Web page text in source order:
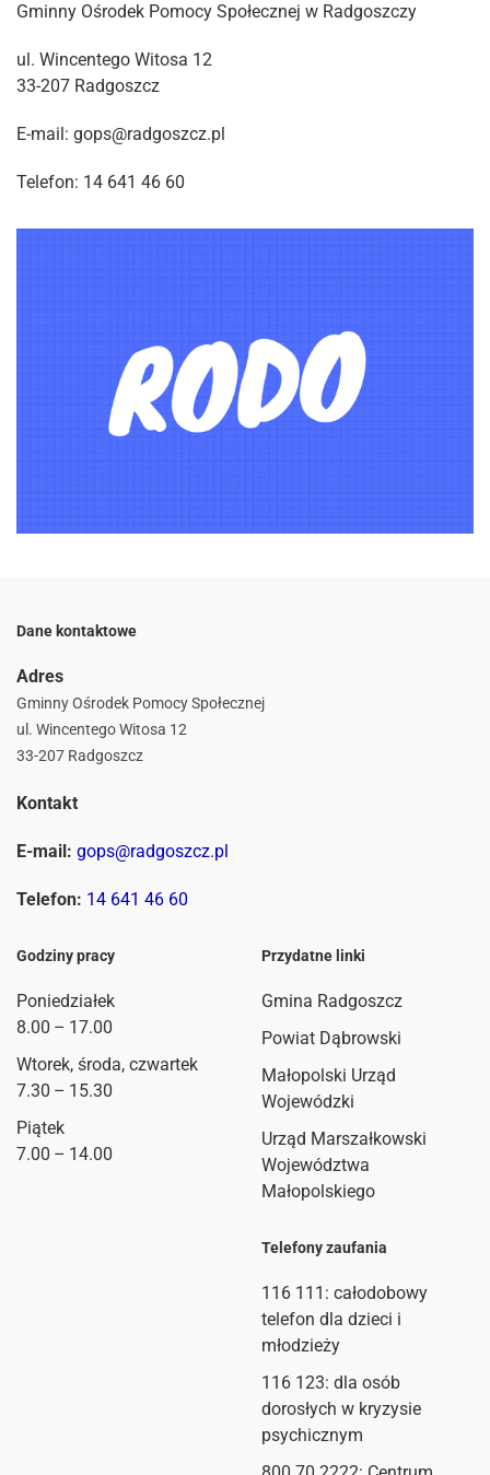
Gminny Ośrodek Pomocy Społecznej w Radgoszczy
ul. Wincentego Witosa 12
33-207 Radgoszcz
E-mail: gops@radgoszcz.pl
Telefon: 14 641 46 60
Dane kontaktowe
Adres
Gminny Ośrodek Pomocy Społecznej
ul. Wincentego Witosa 12
33-207 Radgoszcz
Kontakt
E-mail: gops@radgoszcz.pl
Telefon: 14 641 46 60
Godziny pracy
Poniedziałek
8.00 – 17.00
Wtorek, środa, czwartek
7.30 – 15.30
Piątek
7.00 – 14.00
Przydatne linki
Gmina Radgoszcz
Powiat Dąbrowski
Małopolski Urząd
Wojewódzki
Urząd Marszałkowski
Województwa
Małopolskiego
Telefony zaufania
116 111 : całodobowy
telefon dla dzieci i
młodzieży
116 123: dla osób
dorosłych w kryzysie
psychicznym